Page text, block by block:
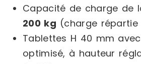
Capacité de charge de
200 kg (charge
Tablettes H 40 mm
optimisé, à hauteur